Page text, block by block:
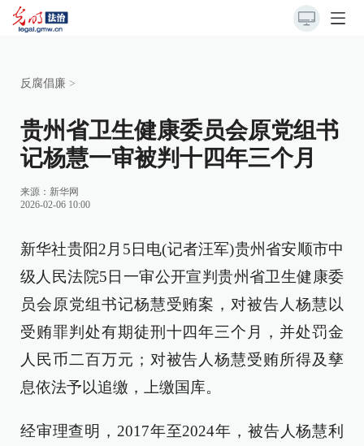
反腐倡廉 >
贵州省卫生健康委员会原党组书
记杨慧一审被判十四年三个月
来源： 新华网
2026-02-06 10:00
新华社贵阳2月5日电(记者汪军)贵州省安顺市中
级人民法院5日一审公开宣判贵州省卫生健康委
员会原党组书记杨慧受贿案，对被告人杨慧以
受贿罪判处有期徒刑十四年三个月，并处罚金
人民币二百万元；对被告人杨慧受贿所得及孳
息依法予以追缴，上缴国库。
经审理查明，2017年至2024年，被告人杨慧利